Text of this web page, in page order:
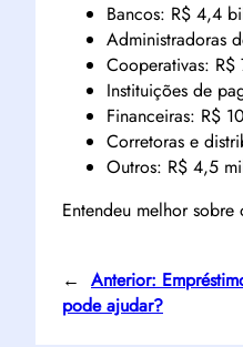
Bancos: R$ 4,4
Administradoras
Cooperativas: R$
Instituições de
Financeiras: R$
Corretoras e
Outros: R$ 4,5
Entendeu melhor
← Anterior:
pode ajudar?